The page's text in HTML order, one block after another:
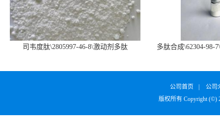
司韦度肽\2805997-46-8\激动剂多肽
多肽合成\62304-98-
公司首页
公司
版权所有 Copyright (©)